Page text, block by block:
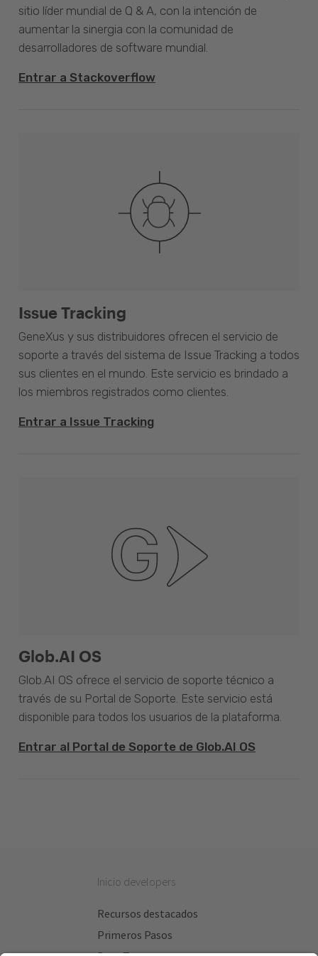
sitio líder mundial de Q & A, con la intención de
aumentar la sinergia con la comunidad de
desarrolladores de software mundial.
Entrar a Stackoverflow
Issue Tracking
GeneXus y sus distribuidores ofrecen el servicio de
soporte a través del sistema de Issue Tracking a todos
sus clientes en el mundo. Este servicio es brindado a
los miembros registrados como clientes.
Entrar a Issue Tracking
Glob.AI OS
Glob.AI OS ofrece el servicio de soporte técnico a
través de su Portal de Soporte. Este servicio está
disponible para todos los usuarios de la plataforma.
Entrar al Portal de Soporte de Glob.AI OS
Inicio developers
Recursos destacados
Primeros Pasos